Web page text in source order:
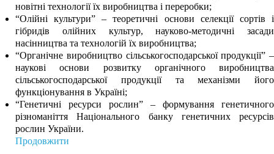
новітні технології їх виробництва і переробки;
“Олійні культури” ‒ теоретичні основи селекції сортів і
гібридів олійних культур, науково-методичні засади
насінництва та технологій їх виробництва;
“Органічне виробництво сільськогосподарської продукції” ‒
наукові основи розвитку органічного виробництва
сільськогосподарської продукції та механізми його
функціонування в Україні;
“Генетичні ресурси рослин” ‒ формування генетичного
різноманіття Національного банку генетичних ресурсів
рослин України.
Продовжити